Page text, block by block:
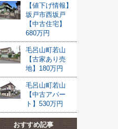
【値下げ情報】
坂戸市西坂戸
【中古住宅】
680万円
毛呂山町若山
【古家あり売
地】180万円
毛呂山町若山
【中古アパー
ト】530万円
おすすめ記事